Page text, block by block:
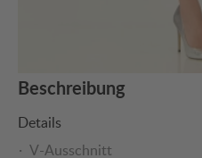
Beschreibung
Details
V-Ausschnitt